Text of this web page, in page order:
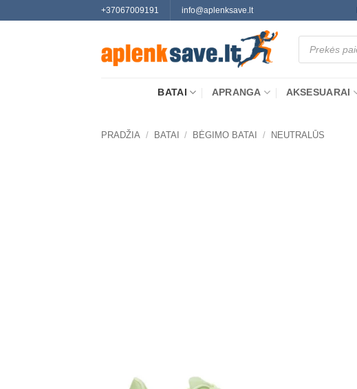
+37067009191 info@aplenksave.lt
Products
search
BATAI APRANGA AKSESUARAI
PRADŽIA / BATAI / BĖGIMO BATAI / NEUTRALŪS